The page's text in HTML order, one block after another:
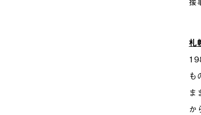
札
も
ま
か